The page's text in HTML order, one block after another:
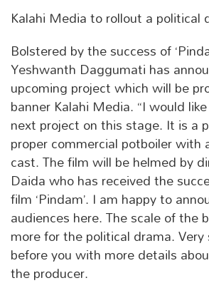
Kalahi Media to rollout a political
Bolstered by the success of
Yeshwanth Daggumati has
upcoming project which will be
banner Kalahi Media. “I would
next project on this stage. It is a
proper commercial potboiler with
cast. The film will be helmed by
Daida who has received the
film ‘Pindam’. I am happy to
audiences here. The scale of the
more for the political drama.
before you with more details
the producer.